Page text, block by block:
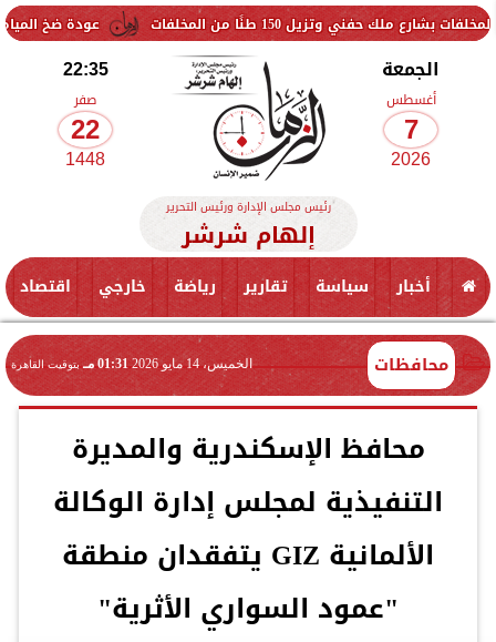
عودة ضخ المياه تدريجيًا لمناطق طنًا من المخلفات
الجمعة
أغسطس
7
2026
22:35
صفر
22
1448
رئيس مجلس الإدارة ورئيس التحرير
إلهام شرشر
أخبار سياسة تقارير رياضة خارجي اقتصاد
محافظات الخميس، 14 مايو 2026 01:31 مـ بتوقيت القاهرة
محافظ الإسكندرية والمديرة
التنفيذية لمجلس إدارة الوكالة
الألمانية GIZ يتفقدان منطقة
"عمود السواري الأثرية"